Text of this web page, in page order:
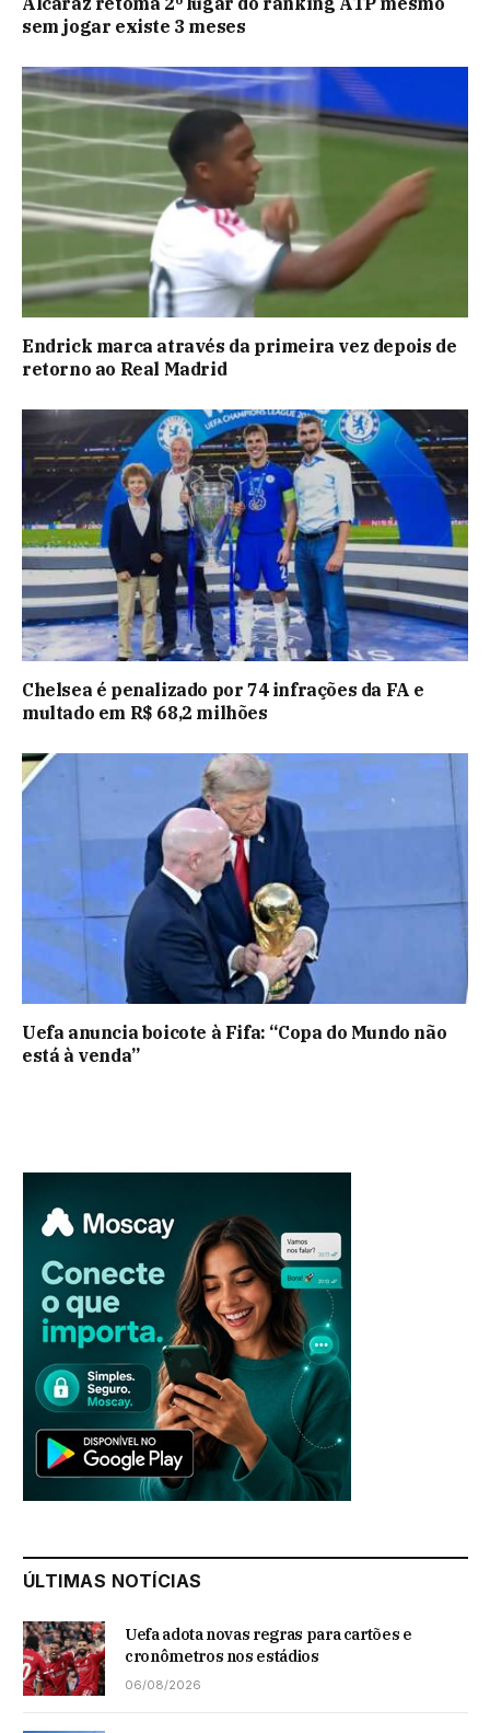
sem jogar existe 3 meses
Endrick marca através da primeira vez depois de
retorno ao Real Madrid
Chelsea é penalizado por 74 infrações da FA e
multado em R$ 68,2 milhões
Uefa anuncia boicote à Fifa: “Copa do Mundo não
está à venda”
ÚLTIMAS NOTÍCIAS
Uefa adota novas regras para cartões e
cronômetros nos estádios
06/08/2026